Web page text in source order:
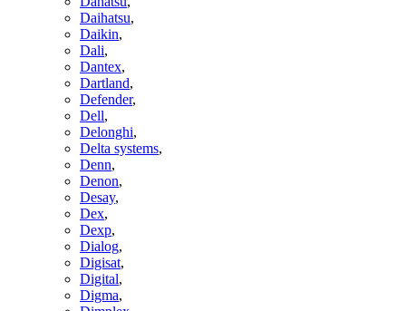
Daihatsu,
Daikin,
Dali,
Dantex,
Dartland,
Defender,
Dell,
Delonghi,
Delta systems,
Denn,
Denon,
Desay,
Dex,
Dexp,
Dialog,
Digisat,
Digital,
Digma,